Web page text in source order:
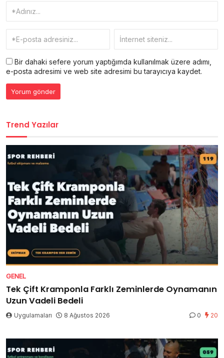
Bir dahaki sefere yorum yaptığımda kullanılmak üzere adımı,
e-posta adresimi ve web site adresimi bu tarayıcıya kaydet.
Trend Yazılar
GENEL
Tek Çift Kramponla Farklı Zeminlerde Oynamanın
Uzun Vadeli Bedeli
Uygulamaları 8 Ağustos 2026 0 20